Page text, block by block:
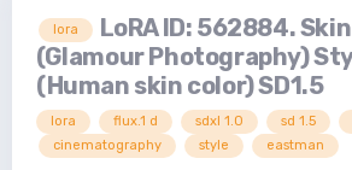
lora
LoRA ID: 562884.
(Glamour Photography)
(Human skin color) SD1.5
lora flux.1 d sdxl 1.0 sd 1.5
cinematography
style eastman